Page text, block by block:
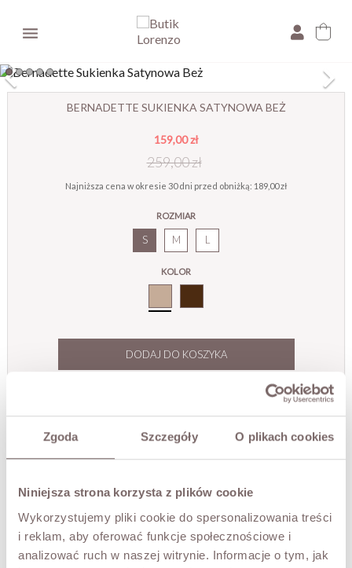
Zgoda Szczegóły O plikach cookies
Niniejsza strona korzysta z plików cookie
Wykorzystujemy pliki cookie do spersonalizowania treści
i reklam, aby oferować funkcje społecznościowe i
analizować ruch w naszej witrynie. Informacje o tym, jak

BERNADETTE SUKIENKA SATYNOWA BEŻ
159,00 zł
259,00 zł
Najniższa cena w okresie 30 dni przed obniżką: 189,00 zł
ROZMIAR
S M L
KOLOR
DODAJ DO KOSZYKA
PRZYMIERZ WIRTUALNIE
OPIS
subtelnego luksusu. Delikatnie satynowa tkanina miękko
układa się na sylwetce, tworząc płynny, świetlisty efekt
przy każdym ruchu. Fason do kolan zachwyca lekkością i
harmonijnymi proporcjami, a dekolt w kształcie litery V
pięknie podkreśla linię szyi i dodaje całości wyjątkowo
Pytanie: